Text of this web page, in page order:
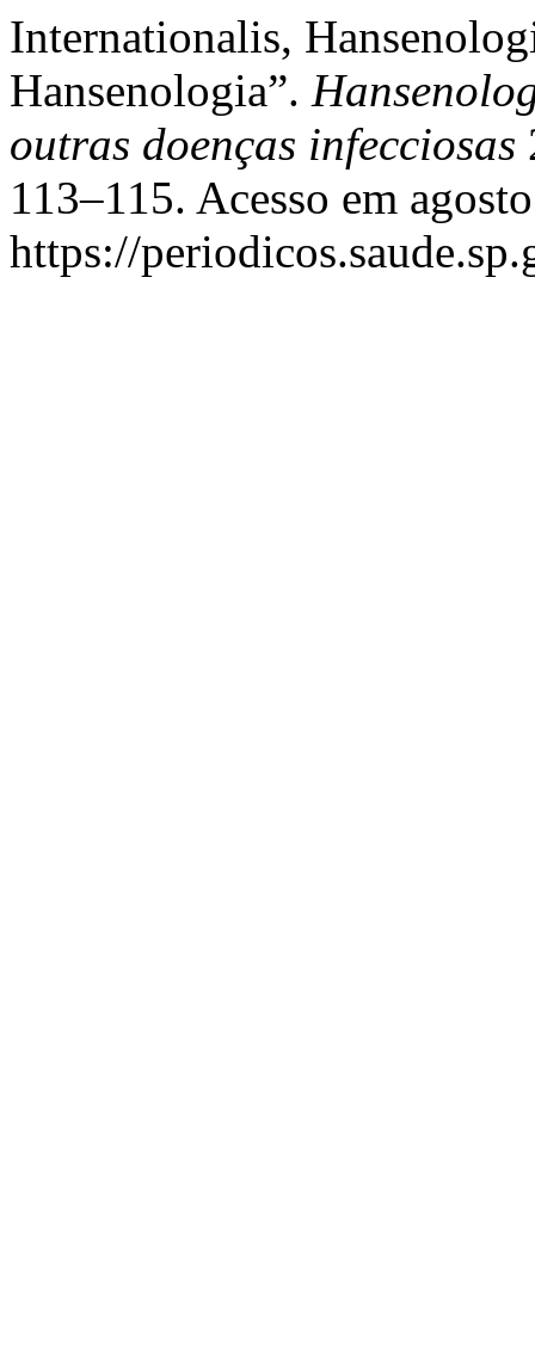
Internationalis,
Hansenologia”.
outras doenças infecciosas
113–115. Acesso em
https://